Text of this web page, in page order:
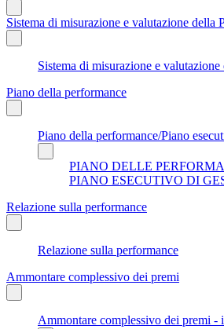
Sistema di misurazione e valutazione della
Sistema di misurazione e
Piano della performance
Piano della performance/Piano
PIANO DELLE
PIANO ESECUTIVO DI
Relazione sulla performance
Relazione sulla performance
Ammontare complessivo dei premi
Ammontare complessivo dei premi -